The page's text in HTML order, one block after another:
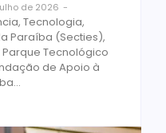
de 2026 -
Tecnologia,
Paraíba (Secties),
Tecnológico
de Apoio à